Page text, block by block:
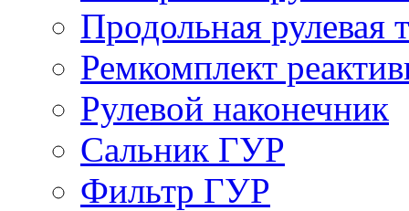
Продольная рулевая
Ремкомплект
Рулевой наконечник
Сальник ГУР
Фильтр ГУР